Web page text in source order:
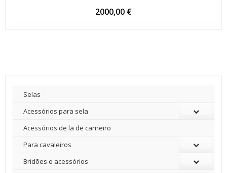
2000,00 €
Selas
Acessórios para sela
Acessórios de lã de carneiro
Para cavaleiros
Bridões e acessórios